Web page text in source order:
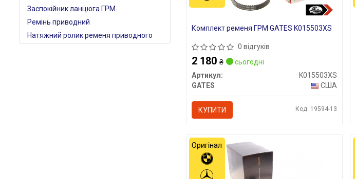
Заспокійник ланцюга ГРМ
Ремінь приводний
Натяжний ролик ременя приводного
Комплект ременя ГРМ GATES K015503XS
0 відгуків
2 180 ₴
сьогодні
Артикул:
K015503XS
GATES
США
КУПИТИ Код: 19594-13
Оригінал